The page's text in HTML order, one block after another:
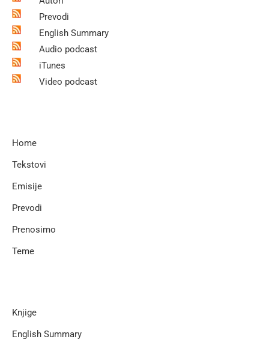
Prevodi
English Summary
Audio podcast
iTunes
Video podcast
Home
Tekstovi
Emisije
Prevodi
Prenosimo
Teme
Knjige
English Summary